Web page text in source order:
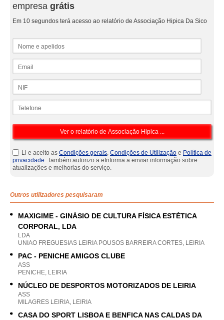
empresa grátis
Em 10 segundos terá acesso ao relatório de Associação Hipica Da Sico
Li e aceito as Condições gerais, Condições de Utilização e Política de
privacidade. Também autorizo a eInforma a enviar informação sobre
atualizações e melhorias do serviço.
Outros utilizadores pesquisaram
MAXIGIME - GINÁSIO DE CULTURA FÍSICA ESTÉTICA
CORPORAL, LDA
LDA
UNIAO FREGUESIAS LEIRIA POUSOS BARREIRA CORTES, LEIRIA
PAC - PENICHE AMIGOS CLUBE
ASS
PENICHE, LEIRIA
NÚCLEO DE DESPORTOS MOTORIZADOS DE LEIRIA
ASS
MILAGRES LEIRIA, LEIRIA
CASA DO SPORT LISBOA E BENFICA NAS CALDAS DA